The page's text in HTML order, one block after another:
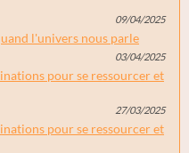
09/04/2025
l'univers nous parle
03/04/2025
pour se ressourcer et
27/03/2025
pour se ressourcer et